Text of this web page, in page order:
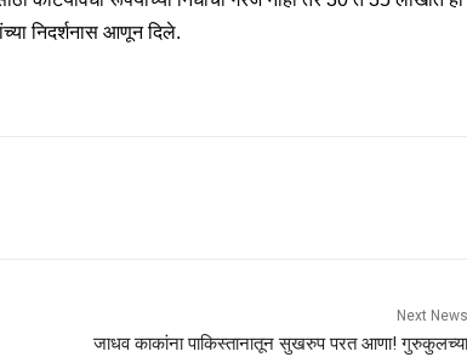
निदर्शनास आणून दिले.
Next News
जाधव काकांना पाकिस्तानातून सुखरुप परत आणा! गुरुकुलच्या